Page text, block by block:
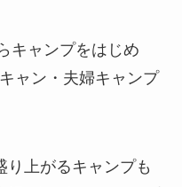
キャンプをはじめ
ャン・夫婦キャンプ
り上がるキャンプも